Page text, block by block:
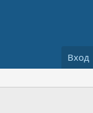
Вход